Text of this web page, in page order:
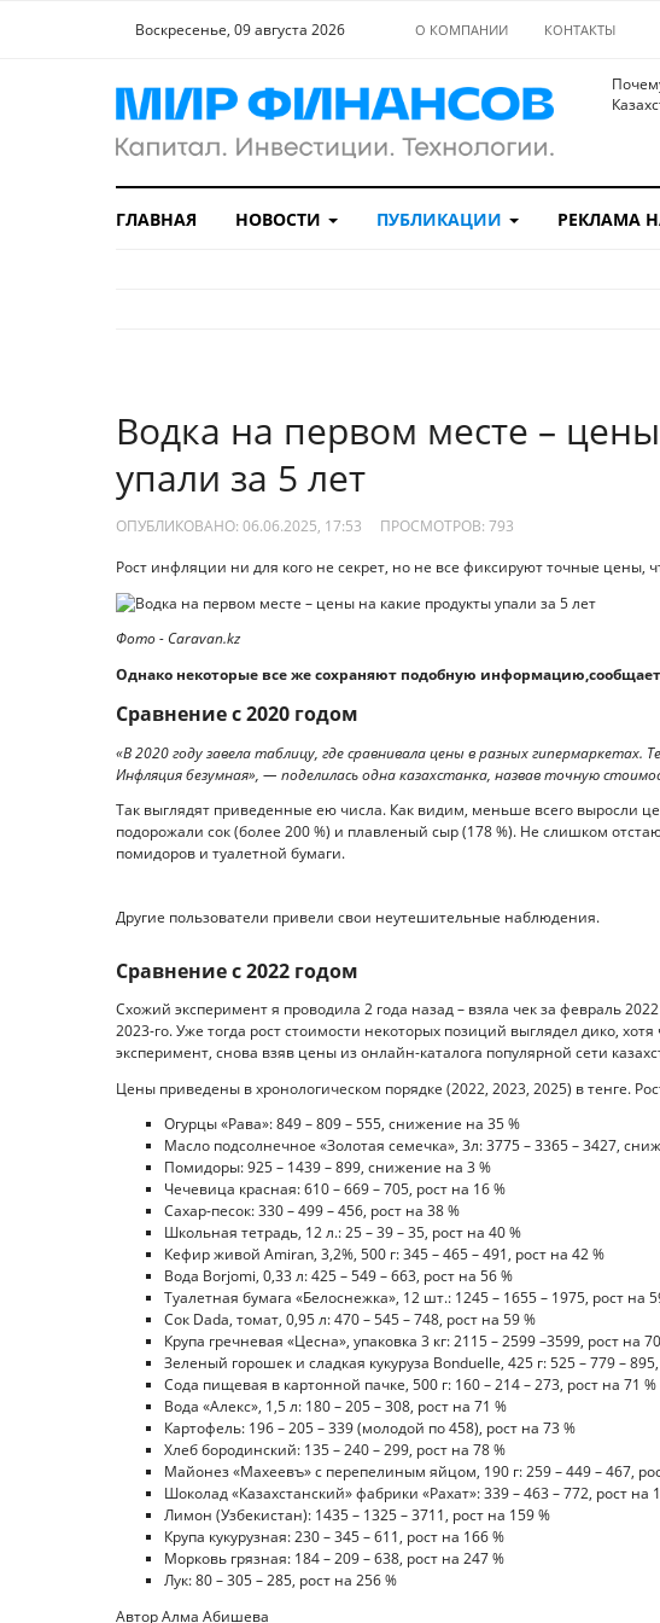
Воскресенье, 09 августа 2026 О КОМПАНИИ КОНТАКТЫ
ГЛАВНАЯ НОВОСТИ ПУБЛИКАЦИИ РЕКЛАМА
Водка на первом месте –
упали за 5 лет
ОПУБЛИКОВАНО: 06.06.2025, 17:53 ПРОСМОТРОВ: 793
Рост инфляции ни для кого не секрет, но не все фиксируют точные цены,
Фото - Caravan.kz
Однако некоторые все же сохраняют подобную информацию,сообщает
Сравнение с 2020 годом
«В 2020 году завела таблицу, где сравнивала цены в разных гипермаркетах.
Инфляция безумная», — поделилась одна казахстанка, назвав точную
Так выглядят приведенные ею числа. Как видим, меньше всего выросли
подорожали сок (более 200 %) и плавленый сыр (178 %). Не слишком
помидоров и туалетной бумаги.
Другие пользователи привели свои неутешительные наблюдения.
Сравнение с 2022 годом
Схожий эксперимент я проводила 2 года назад – взяла чек за февраль
2023-го. Уже тогда рост стоимости некоторых позиций выглядел дико,
эксперимент, снова взяв цены из онлайн-каталога популярной сети
Цены приведены в хронологическом порядке (2022, 2023, 2025) в тенге.
Огурцы «Рава»: 849 – 809 – 555, снижение на 35 %
Масло подсолнечное «Золотая семечка», 3л: 3775 – 3365 – 3427,
Помидоры: 925 – 1439 – 899, снижение на 3 %
Чечевица красная: 610 – 669 – 705, рост на 16 %
Сахар-песок: 330 – 499 – 456, рост на 38 %
Школьная тетрадь, 12 л.: 25 – 39 – 35, рост на 40 %
Кефир живой Amiran, 3,2%, 500 г: 345 – 465 – 491, рост на 42 %
Вода Borjomi, 0,33 л: 425 – 549 – 663, рост на 56 %
Туалетная бумага «Белоснежка», 12 шт.: 1245 – 1655 – 1975, рост на
Сок Dada, томат, 0,95 л: 470 – 545 – 748, рост на 59 %
Крупа гречневая «Цесна», упаковка 3 кг: 2115 – 2599 –3599, рост на
Зеленый горошек и сладкая кукуруза Bonduelle, 425 г: 525 – 779 –
Сода пищевая в картонной пачке, 500 г: 160 – 214 – 273, рост на 71 %
Вода «Алекс», 1,5 л: 180 – 205 – 308, рост на 71 %
Картофель: 196 – 205 – 339 (молодой по 458), рост на 73 %
Хлеб бородинский: 135 – 240 – 299, рост на 78 %
Майонез «Махеевъ» с перепелиным яйцом, 190 г: 259 – 449 – 467,
Шоколад «Казахстанский» фабрики «Рахат»: 339 – 463 – 772, рост на
Лимон (Узбекистан): 1435 – 1325 – 3711, рост на 159 %
Крупа кукурузная: 230 – 345 – 611, рост на 166 %
Морковь грязная: 184 – 209 – 638, рост на 247 %
Лук: 80 – 305 – 285, рост на 256 %
Автор Алма Абишева